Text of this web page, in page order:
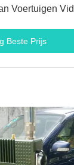
Voertuigen
Beste Prijs